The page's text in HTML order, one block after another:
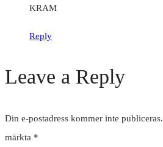
KRAM
Reply
Leave a Reply
Din e-postadress kommer inte publiceras.
märkta *